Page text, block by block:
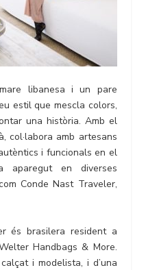
libanesa i un pare
estil que mescla colors,
una història. Amb el
col·labora amb artesans
i funcionals en el
aparegut en diverses
Conde Nast Traveler,
és brasilera resident a
Handbags & More.
i modelista, i d’una